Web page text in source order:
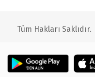
Tüm Hakları Saklıdır. |